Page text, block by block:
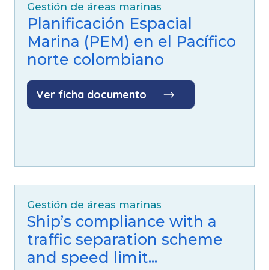
Gestión de áreas marinas
Planificación Espacial
Marina (PEM) en el Pacífico
norte colombiano
Ver ficha documento
Gestión de áreas marinas
Ship’s compliance with a
traffic separation scheme
and speed limit...